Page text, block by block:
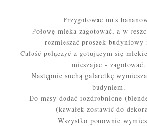
Przygotować mus
Połowę mleka zagotować, a w
rozmieszać proszek budyniowy
Całość połączyć z gotującym się
mieszając - zagotować.
Następnie suchą galaretkę
budyniem.
Do masy dodać rozdrobnione
(kawałek zostawić do
Wszystko ponownie